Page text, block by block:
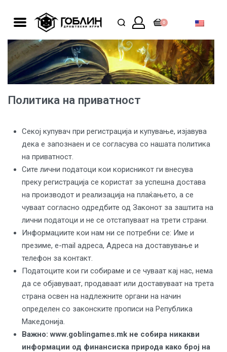
0
Политика на приватност
Секој купувач при регистрација и купување, изјавува
дека е запознаен и се согласува со нашата политика
на приватност.
Сите лични податоци кои корисникот ги внесува
преку регистрација се користат за успешна достава
на производот и реализација на плаќањето, а се
чуваат согласно одредбите од Законот за заштита на
лични податоци и не се отстапуваат на трети страни.
Информациите кои нам ни се потребни се: Име и
презиме, e-mail адреса, Адреса на доставување и
телефон за контакт.
Податоците кои ги собираме и се чуваат кај нас, нема
да се објавуваат, продаваат или доставуваат на трета
страна освен на надлежните органи на начин
определен со законските прописи на Република
Македонија.
Важно: www.goblingames.mk не собира никакви
информации од финансиска природа како број на